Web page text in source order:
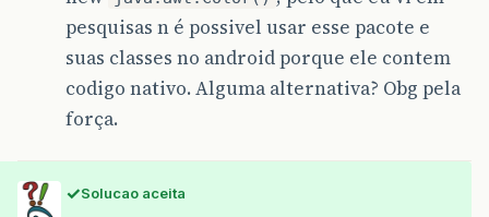
pesquisas n é possivel usar esse pacote e
suas classes no android porque ele contem
codigo nativo. Alguma alternativa? Obg pela
força.
Solucao aceita